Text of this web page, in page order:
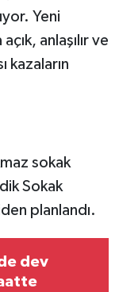
Yeni
anlaşılır ve
kazaların
sokak
Sokak
planlandı.
dev